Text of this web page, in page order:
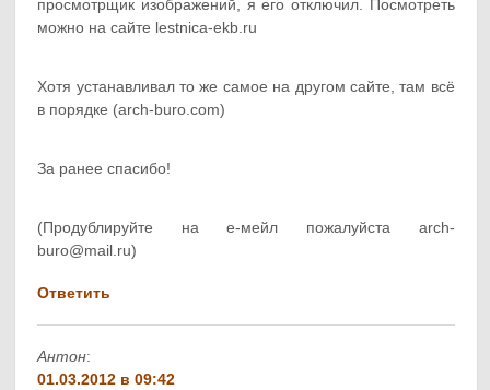
просмотрщик изображений, я его отключил. Посмотреть
можно на сайте lestnica-ekb.ru
Хотя устанавливал то же самое на другом сайте, там всё
в порядке (arch-buro.com)
За ранее спасибо!
(Продублируйте на е-мейл пожалуйста arch-
buro@mail.ru)
Ответить
Антон:
01.03.2012 в 09:42